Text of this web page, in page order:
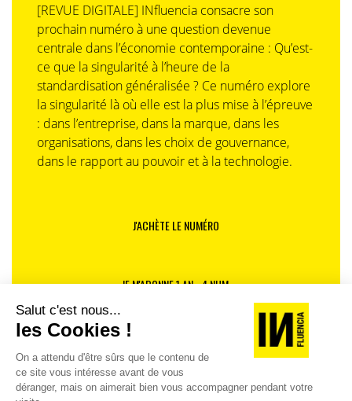
[REVUE DIGITALE] INfluencia consacre son
prochain numéro à une question devenue
centrale dans l’économie contemporaine : Qu’est-
ce que la singularité à l’heure de la
standardisation généralisée ? Ce numéro explore
la singularité là où elle est la plus mise à l’épreuve
: dans l’entreprise, dans la marque, dans les
organisations, dans les choix de gouvernance,
dans le rapport au pouvoir et à la technologie.
J'ACHÈTE LE NUMÉRO
JE M'ABONNE 1 AN - 4 NUM.
JE DÉCOUVRE LES NUMÉROS PRÉCÉDENTS
Je suis déjà abonné(e) :je consulte la revue en